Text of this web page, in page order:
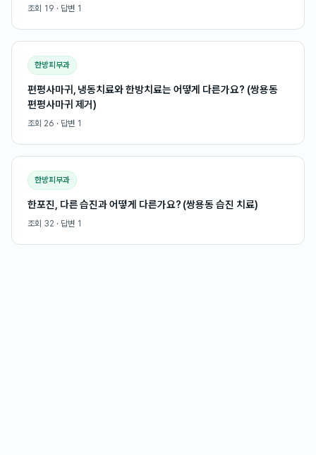
조회 19 · 답변 1
한방피부과
편평사마귀, 냉동치료와 한방치료는 어떻게 다른가요? (쌍용동
편평사마귀 제거)
조회 26 · 답변 1
한방피부과
한포진, 다른 습진과 어떻게 다른가요? (쌍용동 습진 치료)
조회 32 · 답변 1